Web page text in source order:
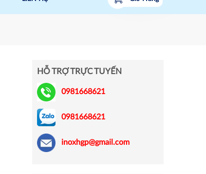
HỖ TRỢ TRỰC TUYẾN
0981668621
0981668621
inoxhgp@gmail.com